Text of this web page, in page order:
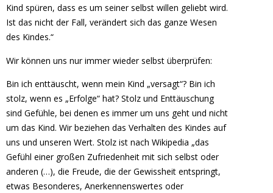
Kind spüren, dass es um seiner selbst willen geliebt wird.
Ist das nicht der Fall, verändert sich das ganze Wesen
des Kindes.“
Wir können uns nur immer wieder selbst überprüfen:
Bin ich enttäuscht, wenn mein Kind „versagt“? Bin ich
stolz, wenn es „Erfolge“ hat? Stolz und Enttäuschung
sind Gefühle, bei denen es immer um uns geht und nicht
um das Kind. Wir beziehen das Verhalten des Kindes auf
uns und unseren Wert. Stolz ist nach Wikipedia „das
Gefühl einer großen Zufriedenheit mit sich selbst oder
anderen (…), die Freude, die der Gewissheit entspringt,
etwas Besonderes, Anerkennenswertes oder